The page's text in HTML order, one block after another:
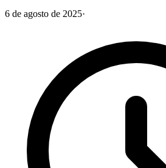
6 de agosto de 2025·